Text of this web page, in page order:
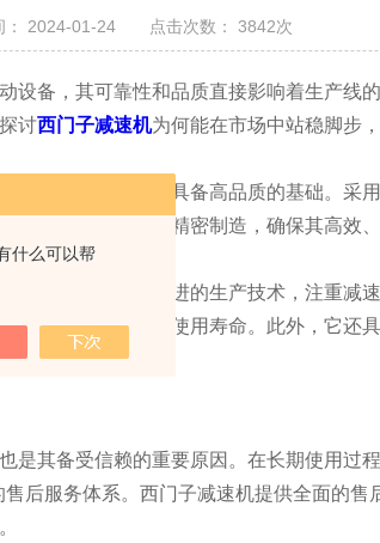
什么可以帮
： 2024-01-24 点击次数： 3842次
备，其可靠性和品质直接影响着生产线
讨西门子减速机为何能在市场中站稳脚步
每一台减速机都具备高品质的基础。采
保证了减速机的精密制造，确保其高效、
断引进和研发先进的生产技术，注重减
提高了传动效率和使用寿命。此外，它还
其备受信赖的重要原因。在长期使用过
后服务体系。西门子减速机提供全面的售